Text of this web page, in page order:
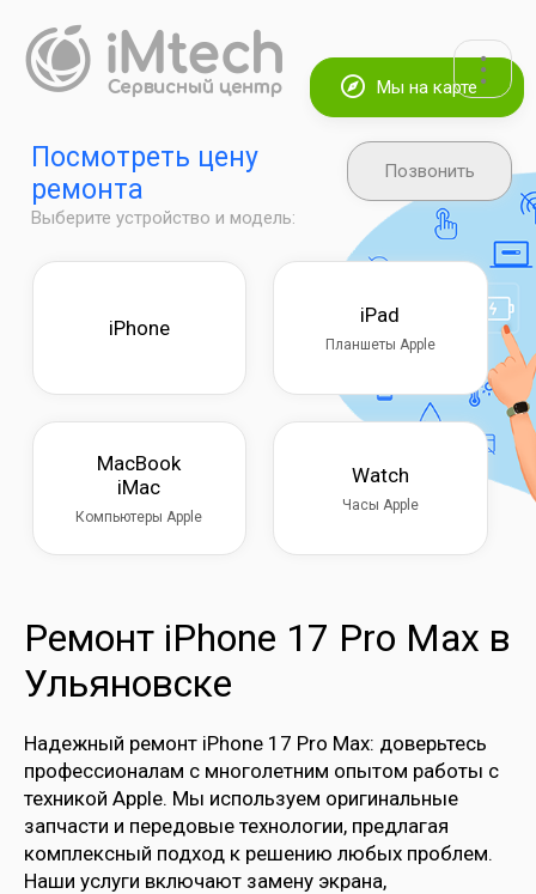
Мы на карте
Позвонить
Посмотреть цену
ремонта
Выберите устройство и модель:
iPhone
iPad
Планшеты Apple
MacBook
iMac
Компьютеры Apple
Watch
Часы Apple
Ремонт iPhone 17 Pro Max в
Ульяновске
Надежный ремонт iPhone 17 Pro Max: доверьтесь
профессионалам с многолетним опытом работы с
техникой Apple. Мы используем оригинальные
запчасти и передовые технологии, предлагая
комплексный подход к решению любых проблем.
Наши услуги включают замену экрана,